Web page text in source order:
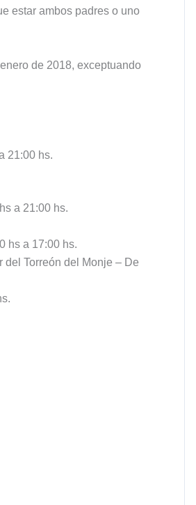
estar ambos padres o uno
de 2018, exceptuando
21:00 hs.
a 21:00 hs.
hs a 17:00 hs.
del Torreón del Monje – De